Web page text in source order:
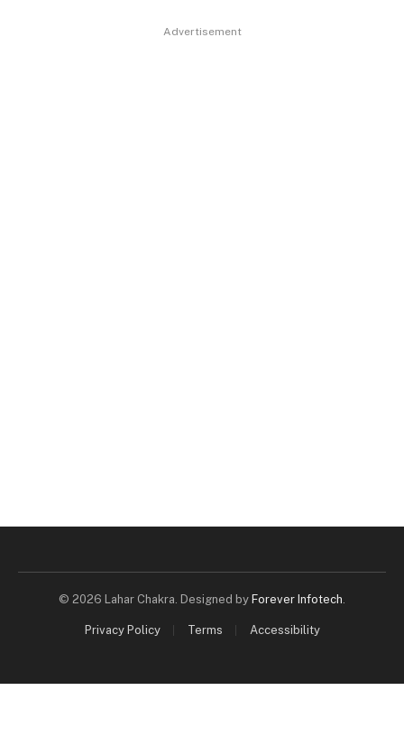
Advertisement
© 2026 Lahar Chakra. Designed by Forever Infotech.
Privacy Policy Terms Accessibility